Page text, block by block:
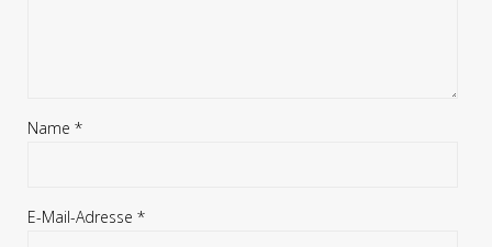
Name *
E-Mail-Adresse *